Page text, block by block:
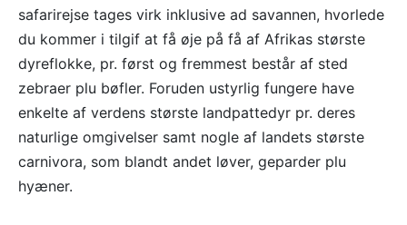
safarirejse tages virk inklusive ad savannen, hvorlede
du kommer i tilgif at få øje på få af Afrikas største
dyreflokke, pr. først og fremmest består af sted
zebraer plu bøfler. Foruden ustyrlig fungere have
enkelte af verdens største landpattedyr pr. deres
naturlige omgivelser samt nogle af landets største
carnivora, som blandt andet løver, geparder plu
hyæner.